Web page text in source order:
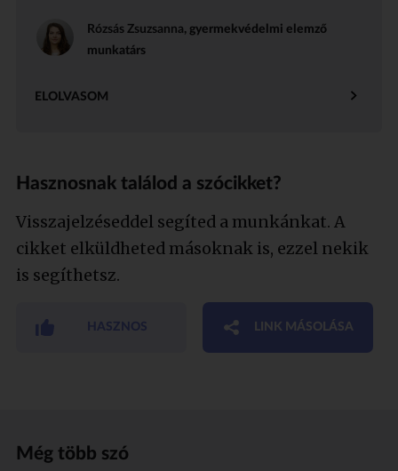
Rózsás Zsuzsanna, gyermekvédelmi elemző
munkatárs
ELOLVASOM
Hasznosnak találod a szócikket?
Visszajelzéseddel segíted a munkánkat. A
cikket elküldheted másoknak is, ezzel nekik
is segíthetsz.
HASZNOS LINK MÁSOLÁSA
Még több szó